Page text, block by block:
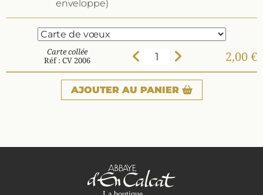
enveloppe)
Carte collée
Réf : CV 2006
2,00 €
AJOUTER AU PANIER